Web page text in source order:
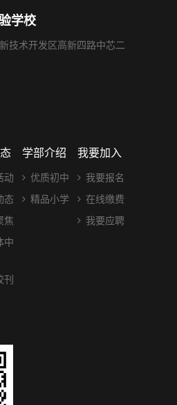
学校
技术开发区高新四路中芯二
动
态
焦
中
刊
学部介绍
优质初中
精品小学
我要加入
我要报名
在线缴费
我要应聘